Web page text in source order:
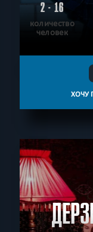
2 - 16
количество
человек
ХОЧУ